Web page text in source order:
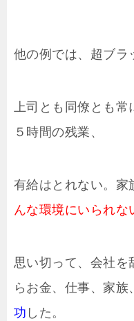
他の例では、超ブラ
上司とも同僚とも常
５時間の残業、
有給はとれない。家
んな環境にいられな
思い切って、会社を
らお金、仕事、家族
功 した。